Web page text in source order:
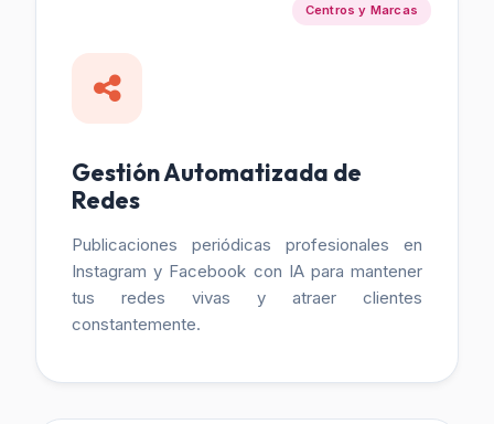
Centros y Marcas
Gestión Automatizada de
Redes
Publicaciones periódicas profesionales en
Instagram y Facebook con IA para mantener
tus redes vivas y atraer clientes
constantemente.